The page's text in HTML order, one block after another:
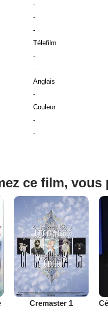
-
-
-
Télefilm
-
-
Anglais
-
Couleur
-
-
-
ce film, vous
Cremaster 1